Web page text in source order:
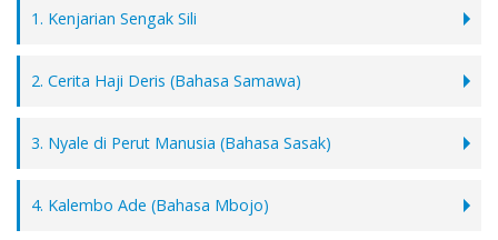
1. Kenjarian Sengak Sili
2. Cerita Haji Deris (Bahasa Samawa)
3. Nyale di Perut Manusia (Bahasa Sasak)
4. Kalembo Ade (Bahasa Mbojo)